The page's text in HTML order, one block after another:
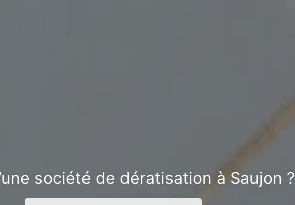
société de dératisation à Saujon ?